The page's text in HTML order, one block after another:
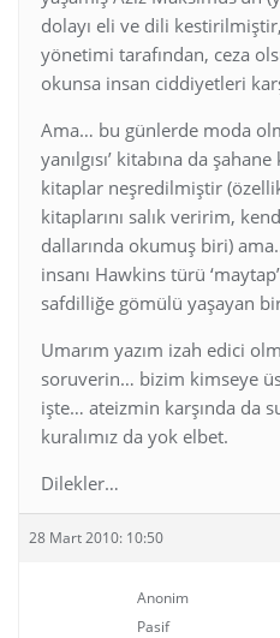
dolayı eli ve dili
yönetimi tarafından, ceza
okunsa insan ciddiyetleri
Ama… bu günlerde moda
yanılgısı’ kitabına da
kitaplar neşredilmiştir
kitaplarını salık veririm,
dallarında okumuş biri)
insanı Hawkins türü
safdilliğe gömülü yaşayan
Umarım yazım izah edici
soruverin… bizim kimseye
işte… ateizmin karşında da
kuralımız da yok elbet.
Dilekler…
28 Mart 2010: 10:50
Anonim
Pasif